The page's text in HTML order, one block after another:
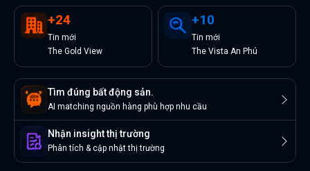
+24
Tin mới
The Gold View
+10
Tin mới
The Vista An Phú
Tìm đúng bất động sản.
AI matching nguồn hàng phù hợp nhu cầu
Nhận insight thị trường
Phân tích & cập nhật thị trường